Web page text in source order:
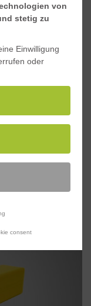
Profile
Profile
von
stetig zu
Einwilligung
oder
consent